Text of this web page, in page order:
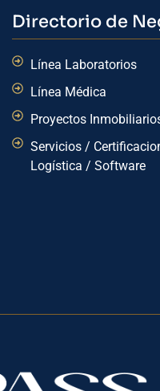
Directorio de
Línea Laboratorios
Línea Médica
Proyectos
Servicios /
Logística / Software